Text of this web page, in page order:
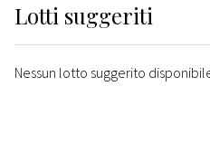
Lotti suggeriti
Nessun lotto suggerito